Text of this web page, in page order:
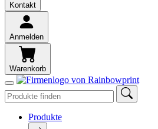
Kontakt
Anmelden
Warenkorb
Produkte